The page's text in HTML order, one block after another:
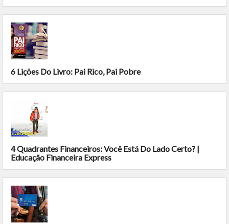
6 Lições Do Livro: Pai Rico, Pai Pobre
4 Quadrantes Financeiros: Você Está Do Lado Certo? |
Educação Financeira Express